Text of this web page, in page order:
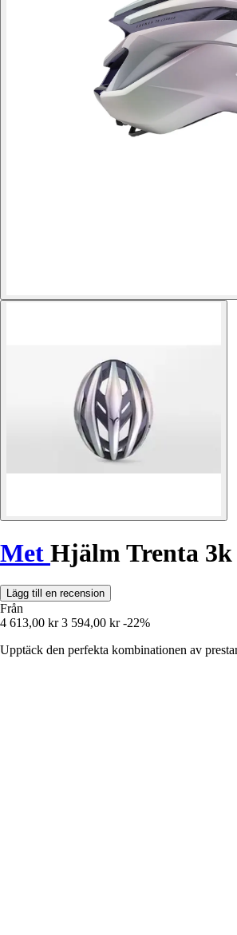
Met Hjälm Trenta
Lägg till en recension
Från
4 613,00 kr 3 594,00 kr -22%
Upptäck den perfekta kombinationen av